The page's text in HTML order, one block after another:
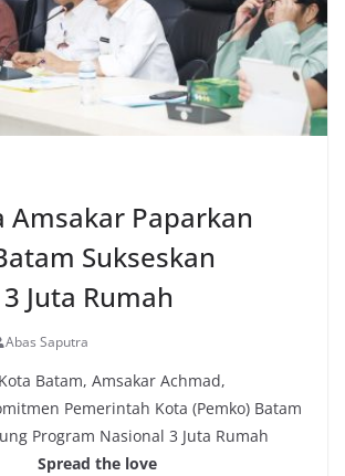
Amsakar Paparkan
Sukseskan
Juta Rumah
Abas Saputra
Batam, Amsakar Achmad,
Pemerintah Kota (Pemko) Batam
Program Nasional 3 Juta Rumah
Spread the love